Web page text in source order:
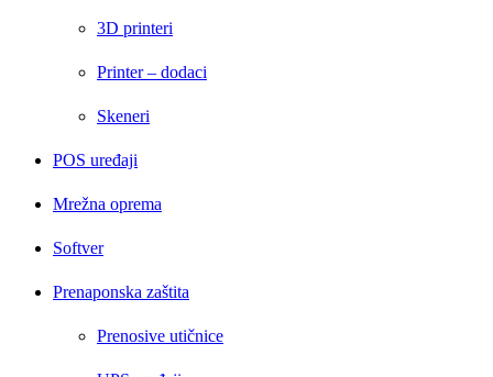
3D printeri
Printer – dodaci
Skeneri
POS uređaji
Mrežna oprema
Softver
Prenaponska zaštita
Prenosive utičnice